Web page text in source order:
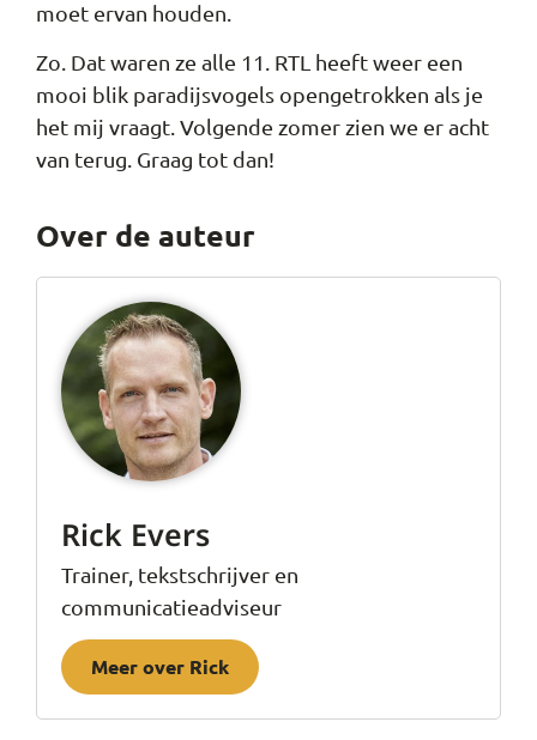
moet ervan houden.
Zo. Dat waren ze alle 11. RTL heeft weer een
mooi blik paradijsvogels opengetrokken als je
het mij vraagt. Volgende zomer zien we er acht
van terug. Graag tot dan!
Over de auteur
Rick Evers
Trainer, tekstschrijver en
communicatieadviseur
Meer over Rick